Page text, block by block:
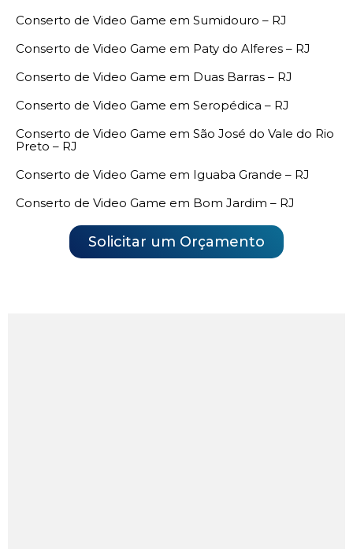
Conserto de Video Game em Sumidouro – RJ
Conserto de Video Game em Paty do Alferes – RJ
Conserto de Video Game em Duas Barras – RJ
Conserto de Video Game em Seropédica – RJ
Conserto de Video Game em São José do Vale do Rio
Preto – RJ
Conserto de Video Game em Iguaba Grande – RJ
Conserto de Video Game em Bom Jardim – RJ
Solicitar um Orçamento